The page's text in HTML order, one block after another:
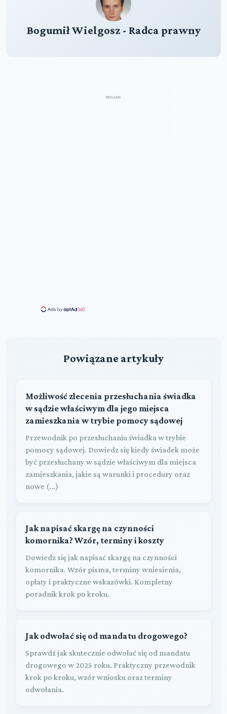
Bogumił Wielgosz - Radca prawny
REKLAMA
Powiązane artykuły
Możliwość zlecenia przesłuchania świadka
w sądzie właściwym dla jego miejsca
zamieszkania w trybie pomocy sądowej
Przewodnik po przesłuchaniu świadka w trybie
pomocy sądowej. Dowiedz się kiedy świadek może
być przesłuchany w sądzie właściwym dla miejsca
zamieszkania, jakie są warunki i procedury oraz
nowe (...)
Jak napisać skargę na czynności
komornika? Wzór, terminy i koszty
Dowiedz się jak napisać skargę na czynności
komornika. Wzór pisma, terminy wniesienia,
opłaty i praktyczne wskazówki. Kompletny
poradnik krok po kroku.
Jak odwołać się od mandatu drogowego?
Sprawdź jak skutecznie odwołać się od mandatu
drogowego w 2025 roku. Praktyczny przewodnik
krok po kroku, wzór wniosku oraz terminy
odwołania.